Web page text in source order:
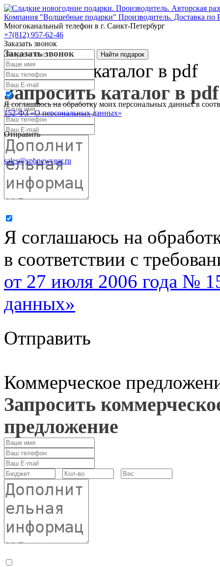
Компания "Волшебные подарки" Производитель. Доставка по
Многоканальный телефон в г. Санкт-Петербург
+7(812) 957-62-46
Заказать звонок
Заказать звонок
Я соглашаюсь на обработку моих персональных данных в
152-ФЗ «О персональных данных»
Отправить
sales@spbnewyear.ru
Запросить каталог в pdf
Запросить каталог в pdf
Я соглашаюсь на
в соответствии с
от 27 июля 2006 года №
данных»
Отправить
Коммерческое
Запросить
предложение